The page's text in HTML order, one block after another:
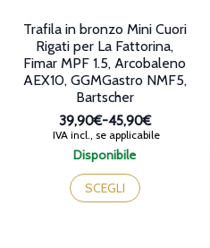
Disponibile
Trafila in bronzo Mini Cuori
Rigati per La Fattorina,
Fimar MPF 1.5, Arcobaleno
AEX10, GGMGastro NMF5,
Bartscher
39,90€-45,90€
Fascia
di
da
39,90€
IVA incl., se applicabile
SCEGLI
Questo
prodotto
ha